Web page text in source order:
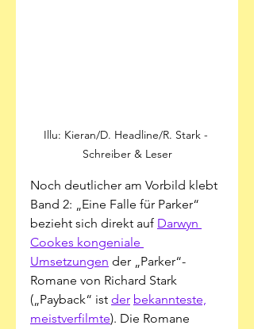
Illu: Kieran/D. Headline/R. Stark -
Schreiber & Leser
Noch deutlicher am Vorbild klebt
Band 2: „Eine Falle für Parker“
bezieht sich direkt auf Darwyn
Cookes kongeniale
Umsetzungen der „Parker“-
Romane von Richard Stark
(„Payback“ ist der bekannteste,
meistverfilmte). Die Romane